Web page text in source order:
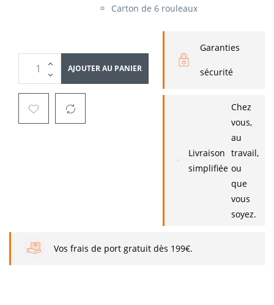
Carton de 6 rouleaux
AJOUTER AU PANIER
Garanties
sécurité
Livraison
simplifiée
Chez
vous,
au
travail,
ou
que
vous
soyez.
Vos frais de port gratuit dès 199€.